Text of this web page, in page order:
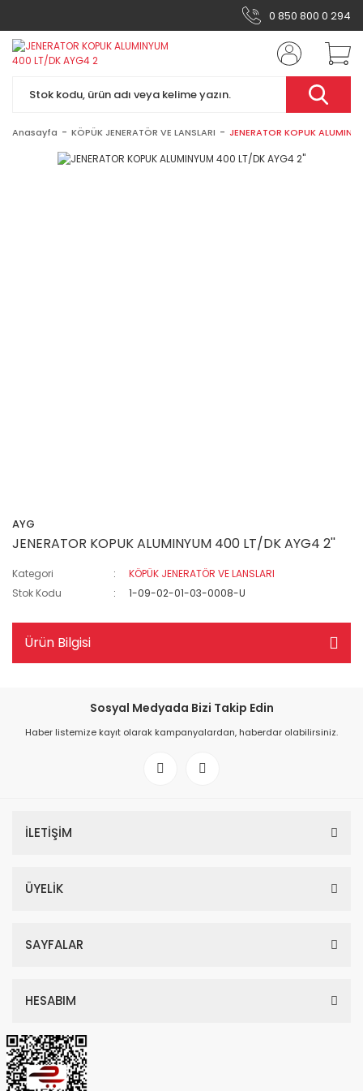
0 850 800 0 294
Anasayfa KÖPÜK JENERATÖR VE LANSLARI JENERATOR KOPUK
AYG
JENERATOR KOPUK ALUMINYUM 400 LT/DK AYG4 2''
Kategori
KÖPÜK JENERATÖR VE LANSLARI
Stok Kodu
1-09-02-01-03-0008-U
Ürün Bilgisi
Sosyal Medyada Bizi Takip Edin
Haber listemize kayıt olarak kampanyalardan, haberdar olabilirsiniz.
İLETİŞİM
ÜYELİK
SAYFALAR
HESABIM